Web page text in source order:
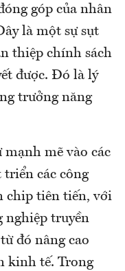
góp của nhân
là một sự sụt
thiệp chính sách
được. Đó là lý
trưởng năng
mạnh mẽ vào các
triển các công
chip tiên tiến, với
nghiệp truyền
đó nâng cao
kinh tế. Trong